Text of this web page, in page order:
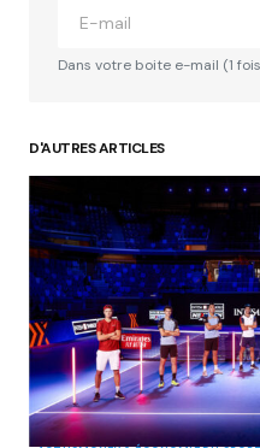
Dans votre boite e-mail (1
D'AUTRES ARTICLES